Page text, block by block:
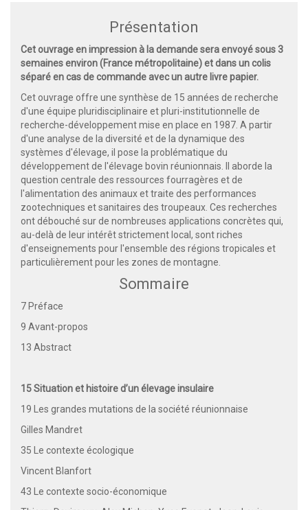
Présentation
Cet ouvrage en impression à la demande sera envoyé sous 3
semaines environ (France métropolitaine) et dans un colis
séparé en cas de commande avec un autre livre papier.
Cet ouvrage offre une synthèse de 15 années de recherche
d'une équipe pluridisciplinaire et pluri-institutionnelle de
recherche-développement mise en place en 1987. A partir
d'une analyse de la diversité et de la dynamique des
systèmes d'élevage, il pose la problématique du
développement de l'élevage bovin réunionnais. Il aborde la
question centrale des ressources fourragères et de
l'alimentation des animaux et traite des performances
zootechniques et sanitaires des troupeaux. Ces recherches
ont débouché sur de nombreuses applications concrètes qui,
au-delà de leur intérêt strictement local, sont riches
d'enseignements pour l'ensemble des régions tropicales et
particulièrement pour les zones de montagne.
Sommaire
7 Préface
9 Avant-propos
13 Abstract
15 Situation et histoire d’un élevage insulaire
19 Les grandes mutations de la société réunionnaise
Gilles Mandret
35 Le contexte écologique
Vincent Blanfort
43 Le contexte socio-économique